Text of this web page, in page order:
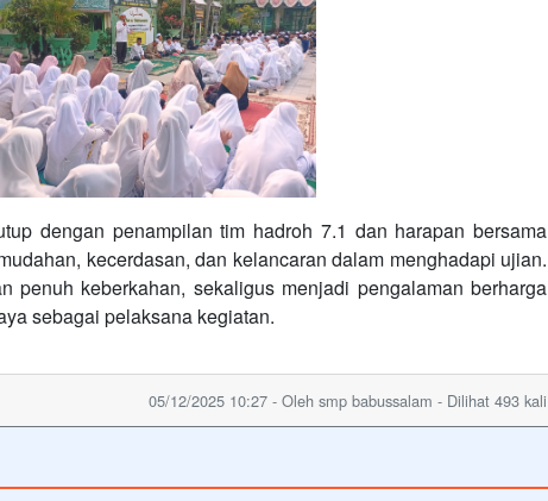
dengan penampilan tim hadroh 7.1 dan harapan bersama
kecerdasan, dan kelancaran dalam menghadapi ujian.
penuh keberkahan, sekaligus menjadi pengalaman berharga
sebagai pelaksana kegiatan.
05/12/2025 10:27 - Oleh smp babussalam - Dilihat 493 kali